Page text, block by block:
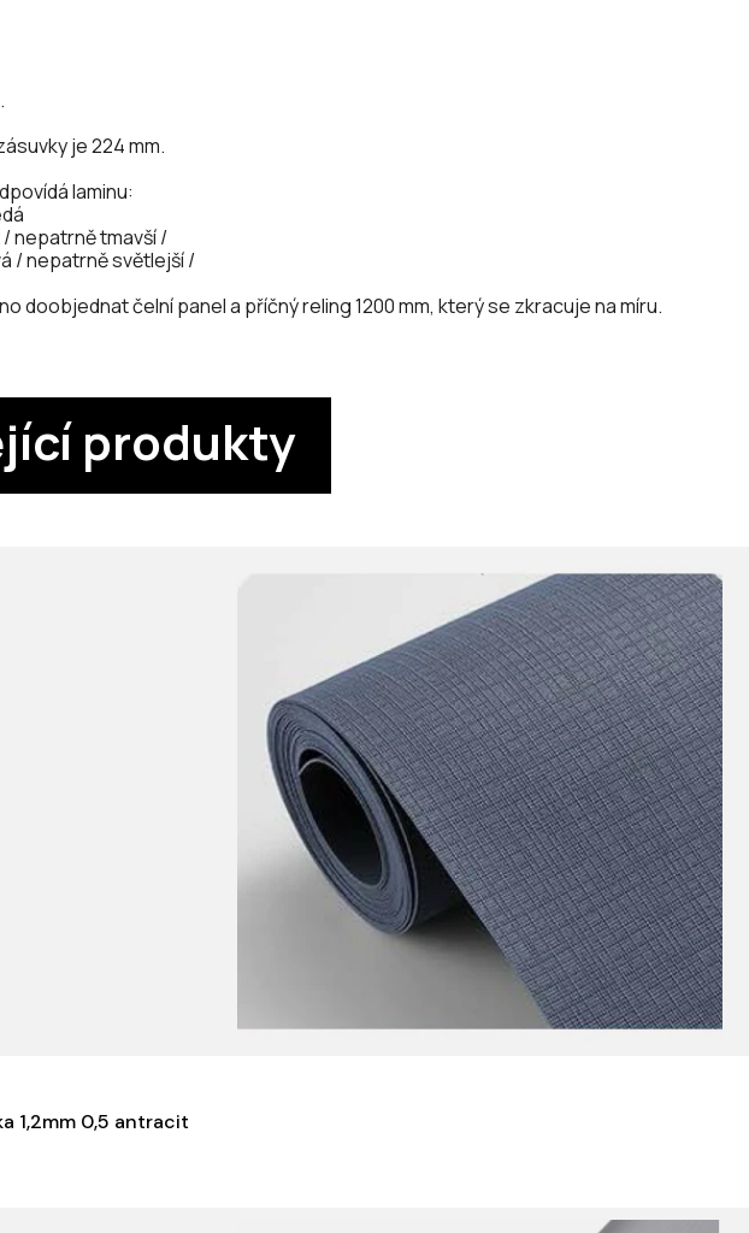
je 224 mm.
laminu:
nepatrně tmavší /
/ nepatrně světlejší /
doobjednat čelní panel a příčný reling 1200 mm, který se zkracuje na míru.
produkty
1,2mm 0,5 antracit